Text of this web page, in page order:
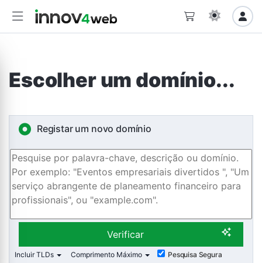
Escolher um domínio...
Registar um novo domínio
Verificar
Incluir TLDs Comprimento Máximo Pesquisa Segura